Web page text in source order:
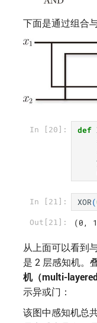
下面是通过组合
In [20]: def
In [21]: XOR(
Out[21]: (0,
从上面可以看到
是 2 层感知机。
机（multi-
示异或门：
该图中感知机总